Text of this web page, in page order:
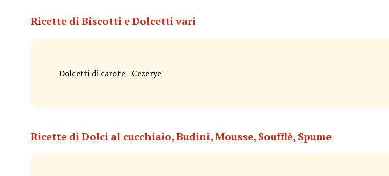
Ricette di Biscotti e Dolcetti vari
Dolcetti di carote - Cezerye
Ricette di Dolci al cucchiaio, Budini, Mousse, Soufflè, Spume